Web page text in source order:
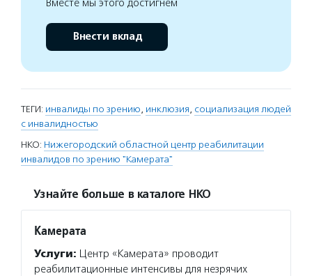
Вместе мы этого достигнем
Внести вклад
ТЕГИ: инвалиды по зрению, инклюзия, социализация людей
с инвалидностью
НКО: Нижегородский областной центр реабилитации
инвалидов по зрению "Камерата"
Узнайте больше в каталоге НКО
Камерата
Услуги: Центр «Камерата» проводит
реабилитационные интенсивы для незрячих